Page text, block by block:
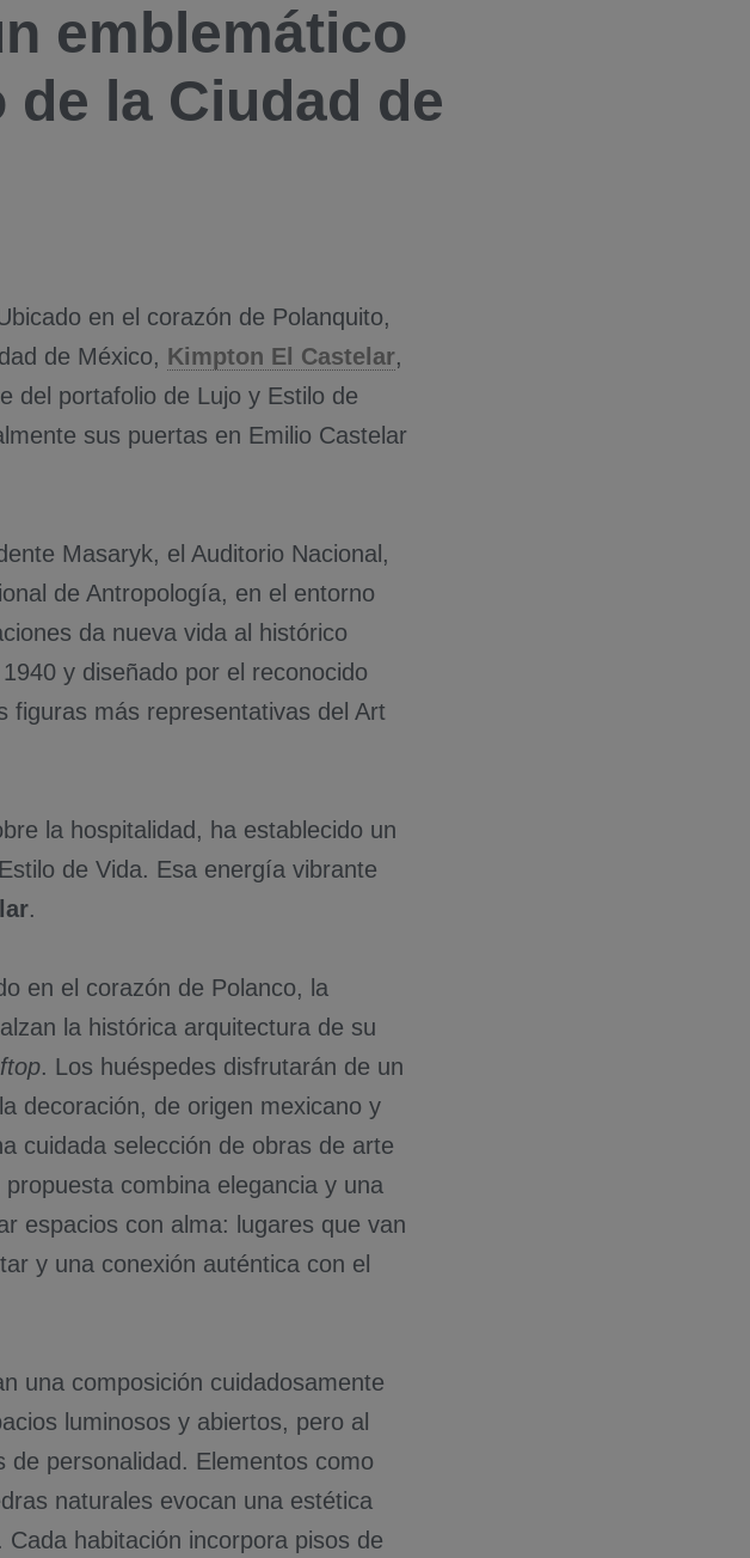
emblemático
la Ciudad de
en el corazón de Polanquito,
de México, Kimpton El Castelar,
del portafolio de Lujo y Estilo de
sus puertas en Emilio Castelar
Masaryk, el Auditorio Nacional,
de Antropología, en el entorno
da nueva vida al histórico
y diseñado por el reconocido
figuras más representativas del Art
la hospitalidad, ha establecido un
de Vida. Esa energía vibrante
.
en el corazón de Polanco, la
la histórica arquitectura de su
. Los huéspedes disfrutarán de un
decoración, de origen mexicano y
cuidada selección de obras de arte
combina elegancia y una
espacios con alma: lugares que van
y una conexión auténtica con el
una composición cuidadosamente
luminosos y abiertos, pero al
personalidad. Elementos como
naturales evocan una estética
. Cada habitación incorpora pisos de